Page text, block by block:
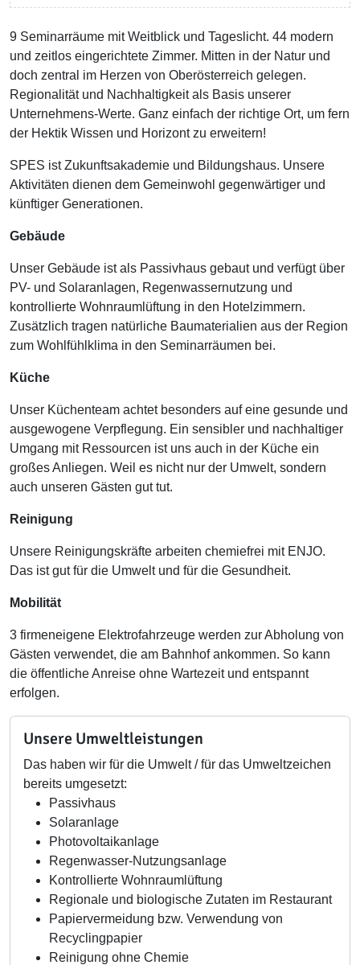
9 Seminarräume mit Weitblick und Tageslicht. 44 modern
und zeitlos eingerichtete Zimmer. Mitten in der Natur und
doch zentral im Herzen von Oberösterreich gelegen.
Regionalität und Nachhaltigkeit als Basis unserer
Unternehmens-Werte. Ganz einfach der richtige Ort, um fern
der Hektik Wissen und Horizont zu erweitern!
SPES ist Zukunftsakademie und Bildungshaus. Unsere
Aktivitäten dienen dem Gemeinwohl gegenwärtiger und
künftiger Generationen.
Gebäude
Unser Gebäude ist als Passivhaus gebaut und verfügt über
PV- und Solaranlagen, Regenwassernutzung und
kontrollierte Wohnraumlüftung in den Hotelzimmern.
Zusätzlich tragen natürliche Baumaterialien aus der Region
zum Wohlfühlklima in den Seminarräumen bei.
Küche
Unser Küchenteam achtet besonders auf eine gesunde und
ausgewogene Verpflegung. Ein sensibler und nachhaltiger
Umgang mit Ressourcen ist uns auch in der Küche ein
großes Anliegen. Weil es nicht nur der Umwelt, sondern
auch unseren Gästen gut tut.
Reinigung
Unsere Reinigungskräfte arbeiten chemiefrei mit ENJO.
Das ist gut für die Umwelt und für die Gesundheit.
Mobilität
3 firmeneigene Elektrofahrzeuge werden zur Abholung von
Gästen verwendet, die am Bahnhof ankommen. So kann
die öffentliche Anreise ohne Wartezeit und entspannt
erfolgen.
Unsere Umweltleistungen
Das haben wir für die Umwelt / für das Umweltzeichen
bereits umgesetzt:
Passivhaus
Solaranlage
Photovoltaikanlage
Regenwasser-Nutzungsanlage
Kontrollierte Wohnraumlüftung
Regionale und biologische Zutaten im Restaurant
Papiervermeidung bzw. Verwendung von
Recyclingpapier
Reinigung ohne Chemie